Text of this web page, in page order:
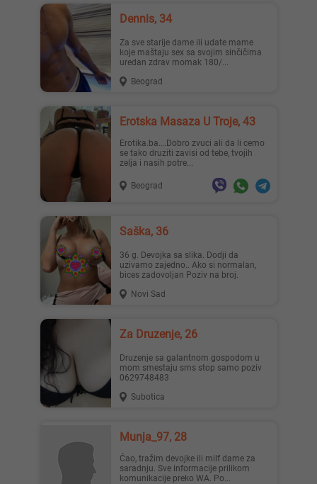
Dennis, 34
Za sve starije dame ili udate mame
koje maštaju sex sa svojim sinčičima
uredan zdrav momak 180/...
Beograd
Erotska Masaza U Troje, 43
Erotika.ba….Dobro zvuci ali da li cemo
se tako druziti zavisi od tebe, tvojih
zelja i nasih potre...
Beograd
Saška, 36
36 g. Devojka sa slika. Dodji da
uzivamo zajedno.. Ako si normalan,
bices zadovoljan Poziv na broj.
Novi Sad
Za Druzenje, 26
Druzenje sa galantnom gospodom u
mom smestaju sms stop samo poziv
0629748483
Subotica
Munja_97, 28
Ćao, tražim devojke ili milf dame za
saradnju. Sve informacije prilikom
komunikacije preko WA. Po...